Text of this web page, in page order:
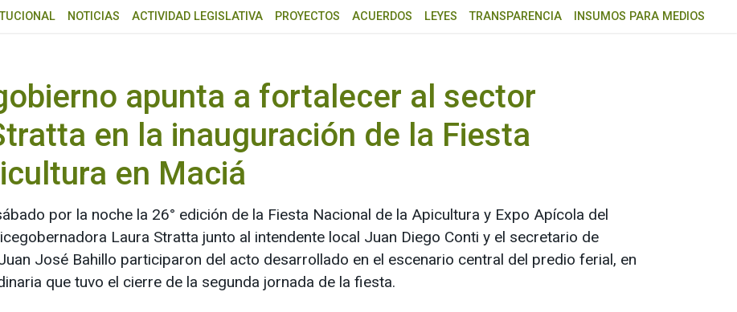
NOTICIAS ACTIVIDAD LEGISLATIVA PROYECTOS ACUERDOS LEYES TRANSPARENCIA INSUMOS PARA MEDIOS
apunta a fortalecer al sector
en la inauguración de la Fiesta
en Maciá
por la noche la 26° edición de la Fiesta Nacional de la Apicultura y Expo Apícola del
Laura Stratta junto al intendente local Juan Diego Conti y el secretario de
José Bahillo participaron del acto desarrollado en el escenario central del predio ferial, en
que tuvo el cierre de la segunda jornada de la fiesta.